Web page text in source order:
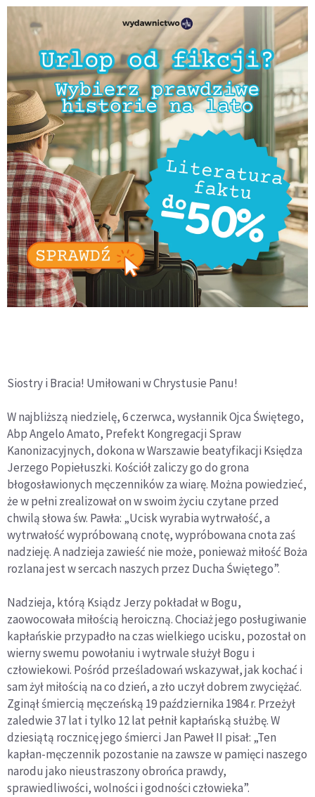
Siostry i Bracia! Umiłowani w Chrystusie Panu!
W najbliższą niedzielę, 6 czerwca, wysłannik Ojca Świętego,
Abp Angelo Amato, Prefekt Kongregacji Spraw
Kanonizacyjnych, dokona w Warszawie beatyfikacji Księdza
Jerzego Popiełuszki. Kościół zaliczy go do grona
błogosławionych męczenników za wiarę. Można powiedzieć,
że w pełni zrealizował on w swoim życiu czytane przed
chwilą słowa św. Pawła: „Ucisk wyrabia wytrwałość, a
wytrwałość wypróbowaną cnotę, wypróbowana cnota zaś
nadzieję. A nadzieja zawieść nie może, ponieważ miłość Boża
rozlana jest w sercach naszych przez Ducha Świętego”.
Nadzieja, którą Ksiądz Jerzy pokładał w Bogu,
zaowocowała miłością heroiczną. Chociaż jego posługiwanie
kapłańskie przypadło na czas wielkiego ucisku, pozostał on
wierny swemu powołaniu i wytrwale służył Bogu i
człowiekowi. Pośród prześladowań wskazywał, jak kochać i
sam żył miłością na co dzień, a zło uczył dobrem zwyciężać.
Zginął śmiercią męczeńską 19 października 1984 r. Przeżył
zaledwie 37 lat i tylko 12 lat pełnił kapłańską służbę. W
dziesiątą rocznicę jego śmierci Jan Paweł II pisał: „Ten
kapłan-męczennik pozostanie na zawsze w pamięci naszego
narodu jako nieustraszony obrońca prawdy,
sprawiedliwości, wolności i godności człowieka”.